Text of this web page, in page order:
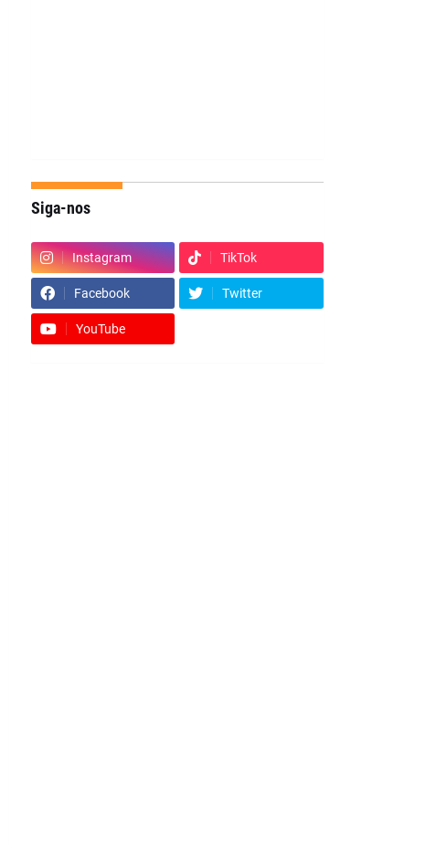
Siga-nos
Instagram TikTok
Facebook Twitter
YouTube